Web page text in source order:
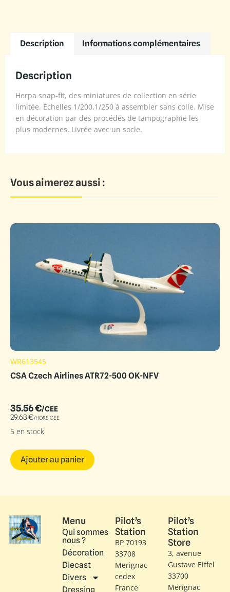
Description Informations complémentaires
Description
Herpa snap-fit, des miniatures de collection en série
limitée. Echelles 1/200,1/250 à assembler sans colle. Mise
en décoration par des procédés de tampographie les
plus modernes. Livrée avec un socle.
Vous aimerez aussi :
WR613545
CSA Czech Airlines ATR72-500 OK-NFV
35.56€/CEE
29.63€/HORS CEE
5 en stock
Ajouter au panier
Menu
Qui sommes
nous ?
Décoration
Diecast
Divers
Dressing
Pilot’s
Station
BP 70193
33708
Merignac
cedex
France
Pilot’s
Station
Store
3, avenue
Gustave Eiffel​
33700
Merignac